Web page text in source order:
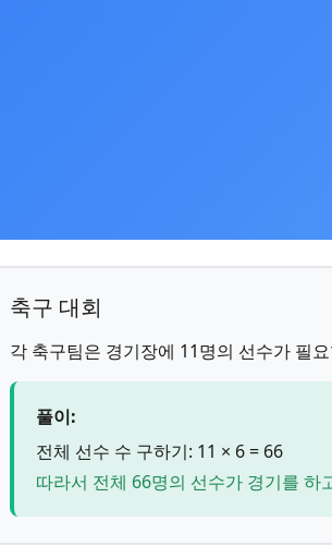
축구 대회
각 축구팀은 경기장에 11명의 선수가 필
풀이:
전체 선수 수 구하기: 11 × 6 = 66
따라서 전체 66명의 선수가 경기를 하